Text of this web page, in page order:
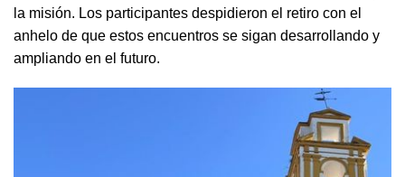
la misión. Los participantes despidieron el retiro con el
anhelo de que estos encuentros se sigan desarrollando y
ampliando en el futuro.